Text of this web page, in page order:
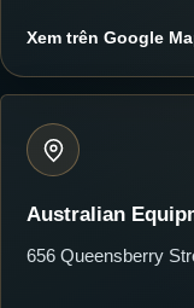
Xem trên Google
Australian
656 Queensberry